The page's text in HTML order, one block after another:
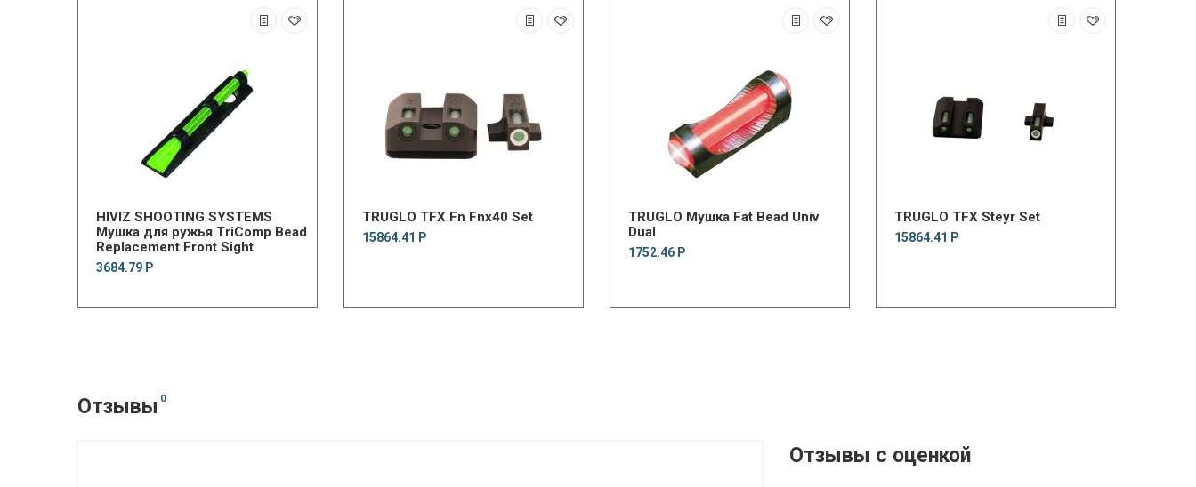
HIVIZ SHOOTING SYSTEMS
Мушка для ружья TriComp Bead
Replacement Front Sight
3684.79 Р
TRUGLO TFX Fn Fnx40 Set
15864.41 Р
TRUGLO Мушка Fat Bead Univ
Dual
1752.46 Р
TRUGLO TFX Steyr Set
15864.41 Р
Отзывы 0
Отзывы с оценкой